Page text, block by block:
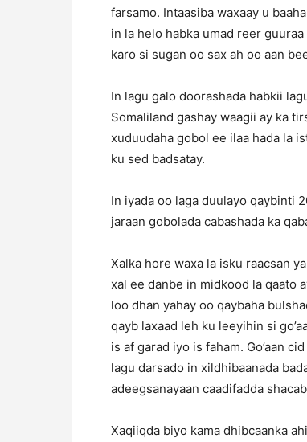
farsamo. Intaasiba waxaay u
in la helo habka umad reer
karo si sugan oo sax ah oo aan
In lagu galo doorashada habkii
Somaliland gashay waagii ay ka
xuduudaha gobol ee ilaa hada la
ku sed badsatay.
In iyada oo laga duulayo qaybinti
jaraan gobolada cabashada ka
Xalka hore waxa la isku raacsan
xal ee danbe in midkood la qaato
loo dhan yahay oo qaybaha
qayb laxaad leh ku leeyihin si
is af garad iyo is faham. Go’aan
lagu darsado in xildhibaanada
adeegsanayaan caadifadda
Xaqiiqda biyo kama dhibcaanka